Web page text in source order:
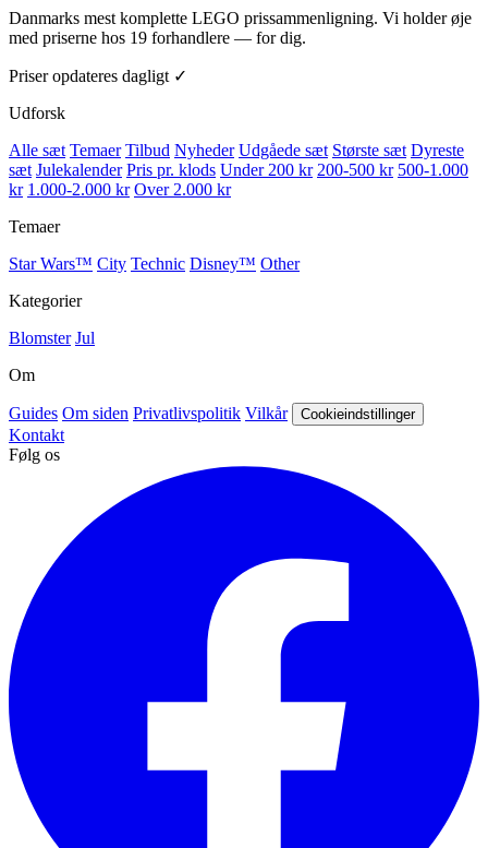
Danmarks mest komplette LEGO prissammenligning. Vi holder øje
med priserne hos 19 forhandlere — for dig.
Priser opdateres dagligt ✓
Udforsk
Alle sæt Temaer Tilbud Nyheder Udgåede sæt Største sæt Dyreste
sæt Julekalender Pris pr. klods Under 200 kr 200-500 kr 500-1.000
kr 1.000-2.000 kr Over 2.000 kr
Temaer
Star Wars™ City Technic Disney™ Other
Kategorier
Blomster Jul
Om
Guides Om siden Privatlivspolitik Vilkår Cookieindstillinger
Kontakt
Følg os